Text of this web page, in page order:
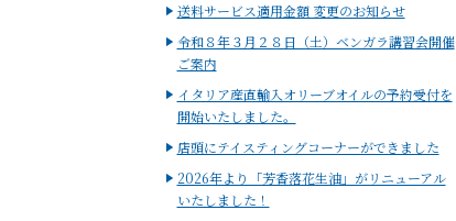
送料サービス適用金額 変更のお知らせ
令和８年３月２８日（土）ベンガラ講習会開催
ご案内
イタリア産直輸入オリーブオイルの予約受付を
開始いたしました。
店頭にテイスティングコーナーができました
2026年より「芳香落花生油」がリニューアル
いたしました！